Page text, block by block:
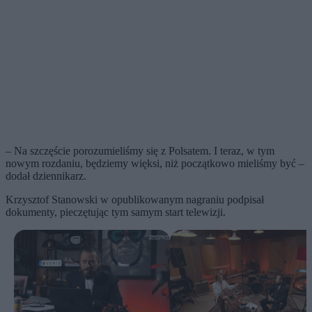
– Na szczęście porozumieliśmy się z Polsatem. I teraz, w tym
nowym rozdaniu, będziemy więksi, niż początkowo mieliśmy być –
dodał dziennikarz.
Krzysztof Stanowski w opublikowanym nagraniu podpisał
dokumenty, pieczętując tym samym start telewizji.